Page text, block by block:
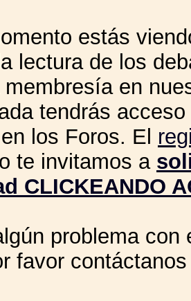
estás
lectura de los
en
tendrás
los Foros. El
te invitamos a
CLICKEANDO
problema
favor